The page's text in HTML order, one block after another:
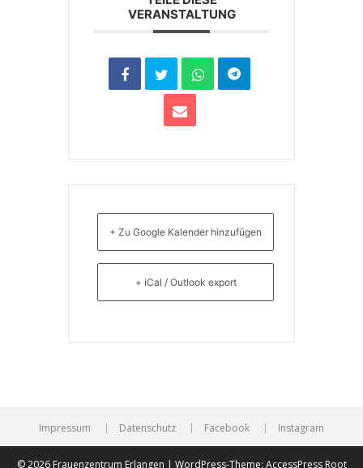
VERANSTALTUNG
+ Zu Google Kalender hinzufügen
+ iCal / Outlook export
Impressum Datenschutz Facebook Instagram
© 2026 Frauenzentrum Erlangen | WordPress-Theme: AccessPress Root